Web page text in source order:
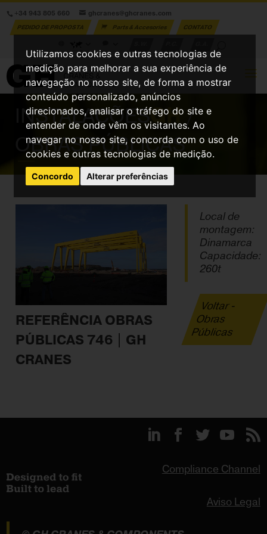
Utilizamos cookies e outras tecnologias de
medição para melhorar a sua experiência de
navegação no nosso site, de forma a mostrar
conteúdo personalizado, anúncios
direcionados, analisar o tráfego do site e
entender de onde vêm os visitantes. Ao
navegar no nosso site, concorda com o uso de
cookies e outras tecnologias de medição.
Concordo Alterar preferências
+34 943 805 660 ghcranes@ghcranes.com
PEDIDO DE PROPOSTA Parts & Accesories
CONTATO
INSTALAÇÕESGH/
OBRAS PÚBLICAS
REFERÊNCIA OBRAS
PÚBLICAS 746 | GH
CRANES
Local de
montagem:
Dinamarca
Capacidade:
260t
Voltar -
Obras
Públicas
Compliance Channel
Aviso Legal